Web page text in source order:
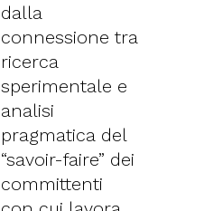
dalla
connessione tra
ricerca
sperimentale e
analisi
pragmatica del
“savoir-faire” dei
committenti